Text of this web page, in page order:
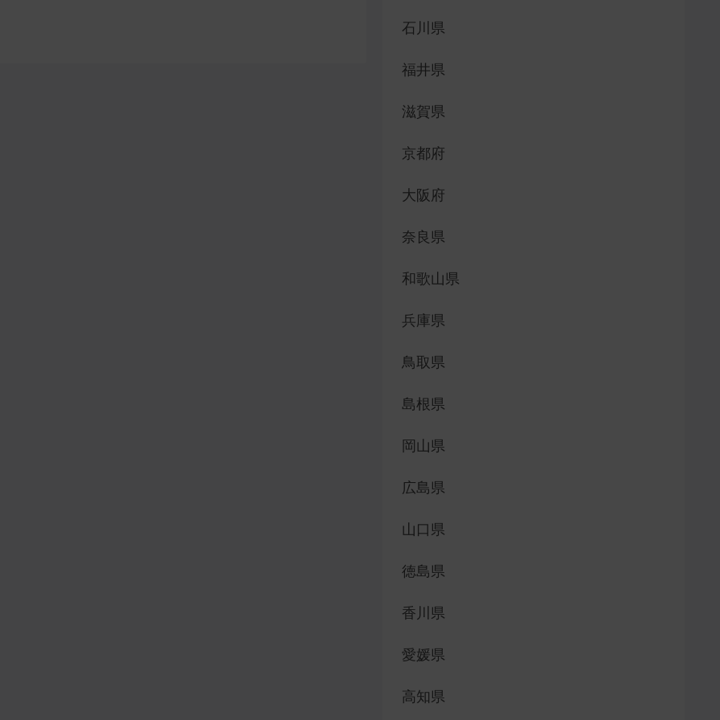
石川県
福井県
滋賀県
京都府
大阪府
奈良県
和歌山県
兵庫県
鳥取県
島根県
岡山県
広島県
山口県
徳島県
香川県
愛媛県
高知県